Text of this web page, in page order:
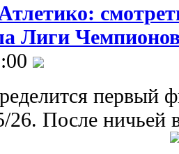
Лиги
первый
26. После